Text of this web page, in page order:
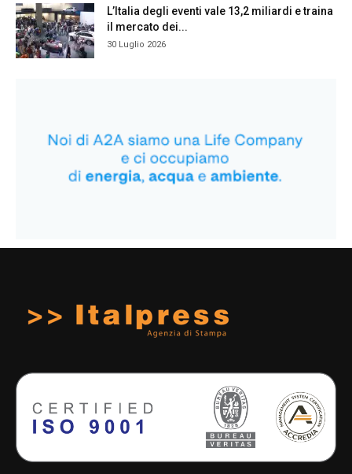
L’Italia degli eventi vale 13,2 miliardi e traina
il mercato dei...
30 Luglio 2026